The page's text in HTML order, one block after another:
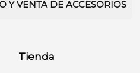
Y VENTA DE ACCESORIOS
Tienda